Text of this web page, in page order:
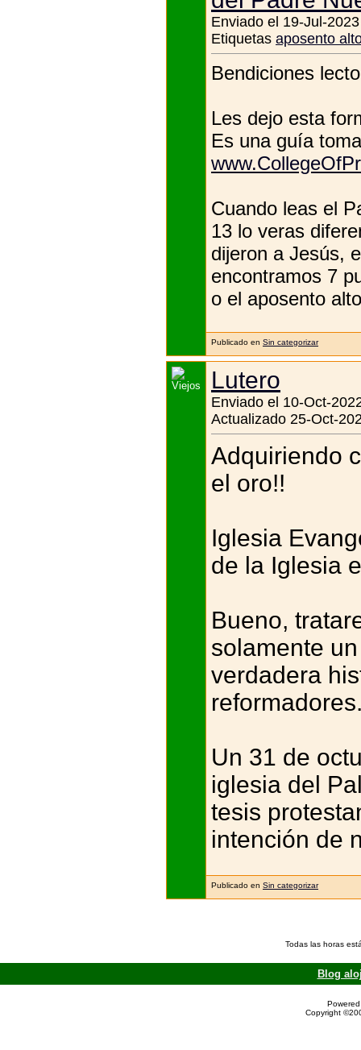
Enviado el 19-Jul-
Etiquetas aposento
Bendiciones
Les dejo esta
Es una guía
Cuando leas el
13 lo veras
dijeron a Jesús,
encontramos 7
o el aposento
Publicado en Sin categorizar
Lutero
Enviado el 10-Oct-
Actualizado 25-Oct-
Adquiriendo
el oro!!
Iglesia
de la Iglesia
Bueno,
solamente
verdadera
Un 31 de
iglesia del
tesis
intención de
Publicado en Sin categorizar
Todas las horas
Blog
Copyright